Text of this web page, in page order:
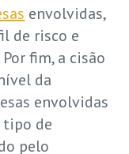
envolvidas,
de risco e
fim, a cisão
da
envolvidas
tipo de
pelo